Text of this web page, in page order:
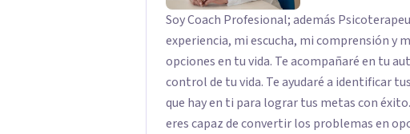
Soy Coach Profesional; además
experiencia, mi escucha, mi comprensión y
opciones en tu vida. Te acompañaré en tu autodescubrimiento para que asumas el
control de tu vida. Te ayudaré a identificar tus fortalezas y a encontrar la riqueza
que hay en ti para lograr tus metas con éxito. Te apoyaré para que descubras que
eres capaz de convertir los problemas en oportunidades Tú